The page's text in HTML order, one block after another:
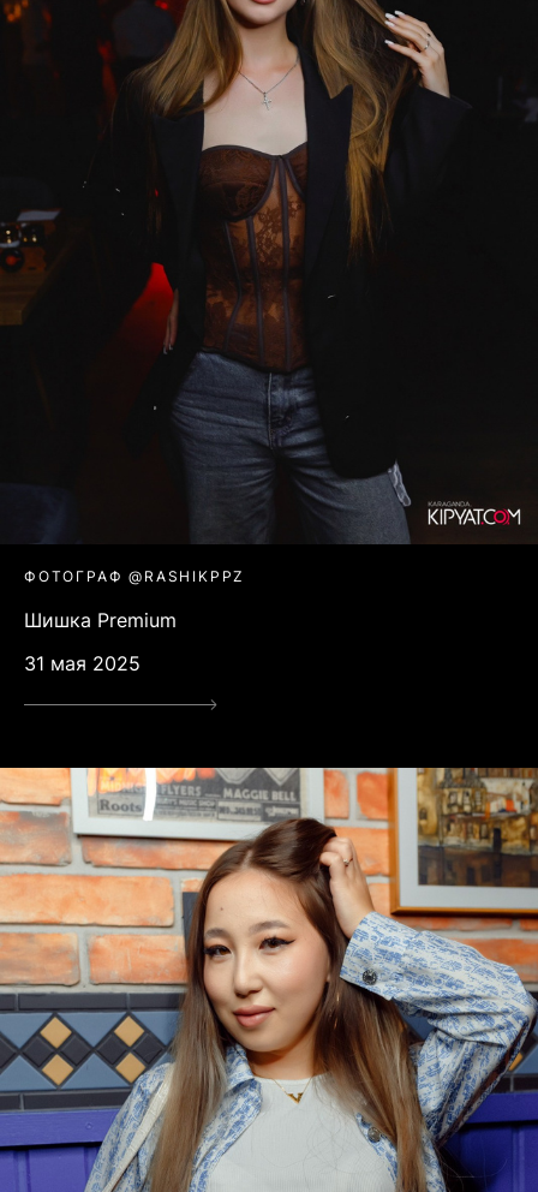
ФОТОГРАФ @RASHIKPPZ
Шишка Premium
31 мая 2025